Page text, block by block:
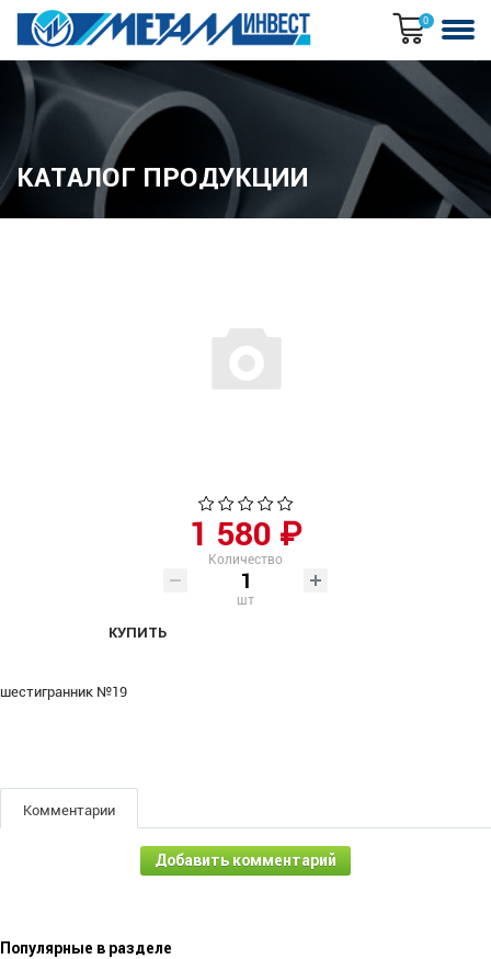
0
КАТАЛОГ ПРОДУКЦИИ
1 580 ₽
Количество
шт
КУПИТЬ
шестигранник №19
Комментарии
Добавить комментарий
Популярные в разделе